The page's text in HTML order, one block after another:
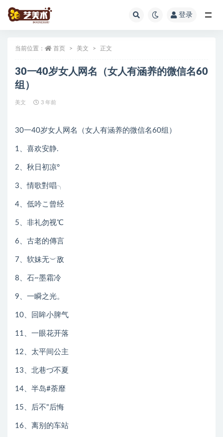
登录
当前位置： 首页 美文 正文
30一40岁女人网名（女人有涵养的微信名60
组）
美文 3 年前
30一40岁女人网名（女人有涵养的微信名60组）
1、喜欢安静.
2、秋日初凉°
3、情歌對唱╮
4、低吟こ曾经
5、非礼勿视℃
6、古老的傳言
7、软妹无︶敌
8、石~墨霜冷
9、一瞬之光。
10、回眸小脾气
11、一眼花开落
12、太平间公主
13、北巷づ不夏
14、半岛#荼靡
15、后不"后悔
16、离别的车站